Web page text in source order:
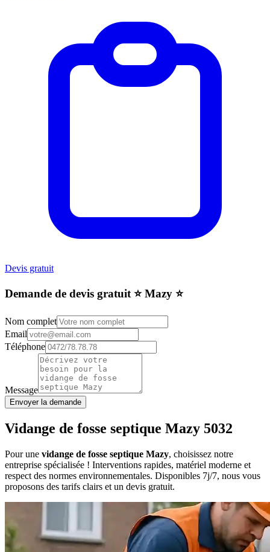
Devis gratuit
Demande de devis gratuit ⭐️ Mazy ⭐️
Nom complet
Email
Téléphone
Message
Envoyer la demande
Vidange de fosse septique Mazy 5032
Pour une vidange de fosse septique Mazy, choisissez notre
entreprise spécialisée ! Interventions rapides, matériel moderne et
respect des normes environnementales. Disponibles 7j/7, nous vous
proposons des tarifs clairs et un devis gratuit.